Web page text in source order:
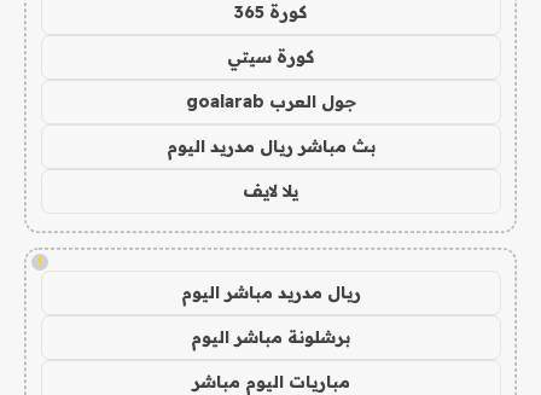
كورة 365
كورة سيتي
جول العرب goalarab
بث مباشر ريال مدريد اليوم
يلا لايف
!
ريال مدريد مباشر اليوم
برشلونة مباشر اليوم
مباريات اليوم مباشر